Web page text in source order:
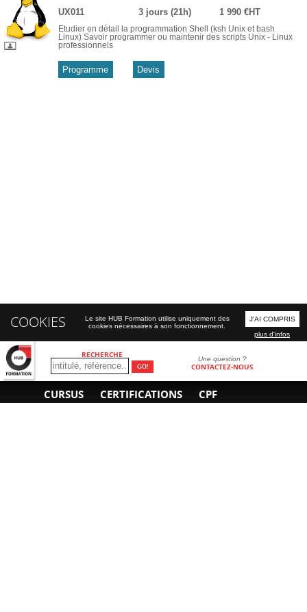
RECHERCHE Une question ?
CONTACTEZ-NOUS
CURSUS CERTIFICATIONS CPF
UX011 3 jours (21h) 1 990 €HT
Etudier en détail la programmation Shell (ksh Unix et bash
Linux) Savoir programmer ou maintenir des scripts Unix - Linux
professionnels
Programme Devis
COOKIES
Le site HUB Formation utilise uniquement des
cookies nécessaires à son fonctionnement.
J'AI COMPRIS
plus d'infos